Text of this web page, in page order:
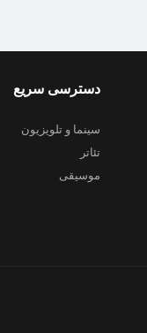
دسترسی سریع
سینما و تلویزیون
تئاتر
موسیقی